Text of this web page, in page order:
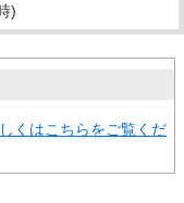
)
くはこちらをご覧くだ